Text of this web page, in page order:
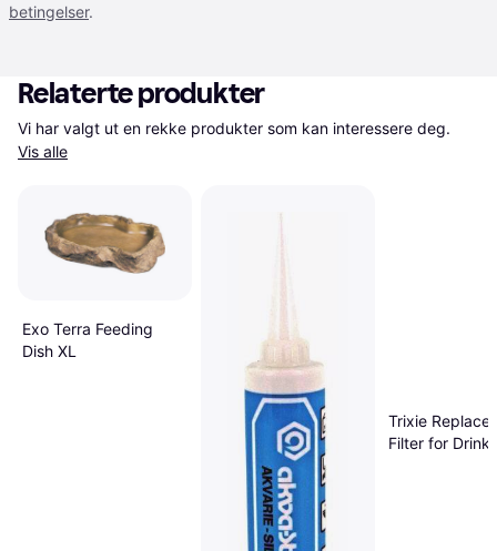
betingelser.
Relaterte produkter
Vis alle
Exo Terra Feeding
Dish XL
Trixie
Filter for